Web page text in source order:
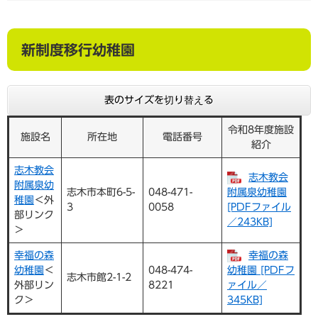
新制度移行幼稚園
表のサイズを切り替える
施設名 所在地 電話番号
令和8年度施設
紹介
志木教会
附属泉幼
稚園 ＜外
部リンク
＞
志木市本町6-5-
3
048-471-
0058
志木教会
附属泉幼稚園
[PDFファイル
／243KB]
幸福の森
幼稚園 ＜
外部リン
ク＞
志木市館2-1-2
048-474-
8221
幸福の森
幼稚園 [PDFフ
ァイル／
345KB]